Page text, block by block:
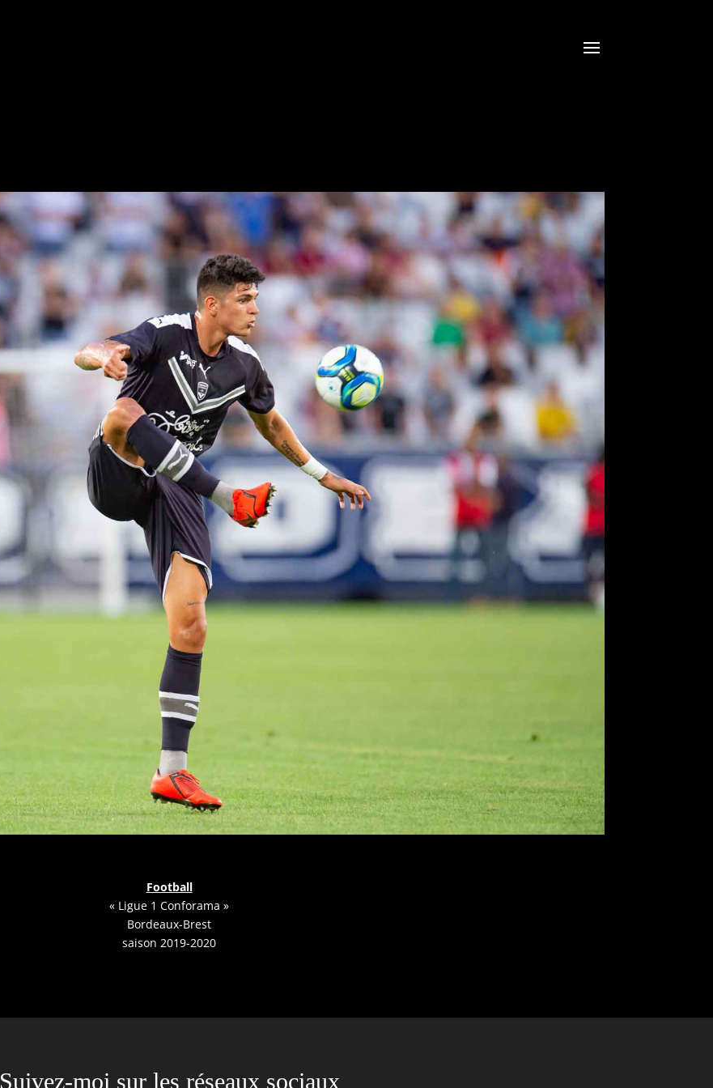
Football
« Ligue 1 Conforama »
Bordeaux-Brest
saison 2019-2020
Suivez-moi sur les réseaux sociaux